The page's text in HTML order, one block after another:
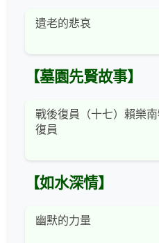
遺老的悲哀
【墓園先賢故事】
戰後復員（十七）賴樂
復員
【如水深情】
幽默的力量